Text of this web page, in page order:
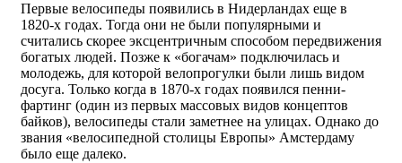
Первые велосипеды появились в Нидерландах еще в
1820-х годах. Тогда они не были популярными и
считались скорее эксцентричным способом передвижения
богатых людей. Позже к «богачам» подключилась и
молодежь, для которой велопрогулки были лишь видом
досуга. Только когда в 1870-х годах появился пенни-
фартинг (один из первых массовых видов концептов
байков), велосипеды стали заметнее на улицах. Однако до
звания «велосипедной столицы Европы» Амстердаму
было еще далеко.